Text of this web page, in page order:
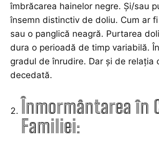
îmbrăcarea hainelor negre. Și/sau
însemn distinctiv de doliu. Cum ar
sau o panglică neagră. Purtarea
dura o perioadă de timp variabilă.
gradul de înrudire. Dar și de relația
decedată.
Înmormântarea în
Familiei: